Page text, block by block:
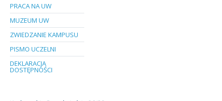
PRACA NA UW
MUZEUM UW
ZWIEDZANIE KAMPUSU
PISMO UCZELNI
DEKLARACJA
DOSTĘPNOŚCI